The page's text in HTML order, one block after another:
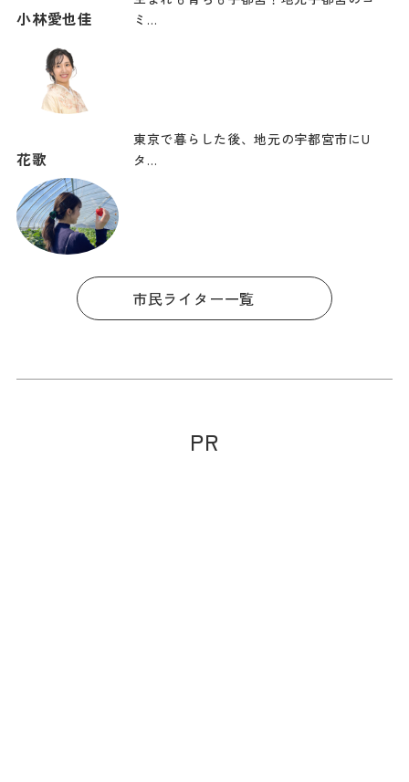
小林愛也佳
ミ…
花歌
東京で暮らした後、地元の宇都宮市にU
タ…
市民ライター一覧
PR